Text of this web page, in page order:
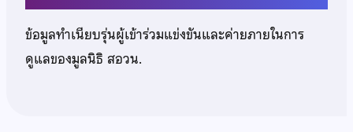
ข้อมูลทำเนียบรุ่นผู้เข้าร่วมแข่งขันและค่ายภายในการ
ดูแลของมูลนิธิ สอวน.